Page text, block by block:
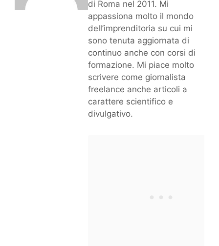
di Roma nel 2011. Mi
appassiona molto il mondo
dell’imprenditoria su cui mi
sono tenuta aggiornata di
continuo anche con corsi di
formazione. Mi piace molto
scrivere come giornalista
freelance anche articoli a
carattere scientifico e
divulgativo.